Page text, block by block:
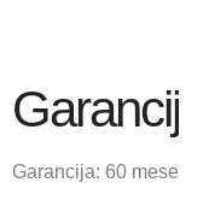
Garancija
Garancija: 60 mesecev